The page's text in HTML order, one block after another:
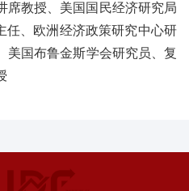
席教授、美国国民经济研究局
任、欧洲经济政策研究中心研
美国布鲁金斯学会研究员、复